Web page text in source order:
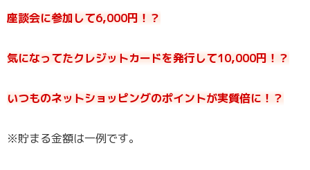
座談会に参加して6,000円！？
気になってたクレジットカードを発行して10,000円！？
いつものネットショッピングのポイントが実質倍に！？
※貯まる金額は一例です。